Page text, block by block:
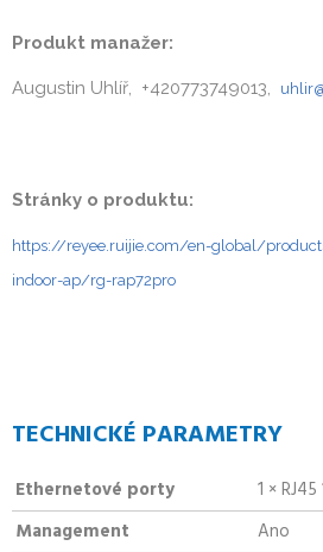
Produkt manažer:
Augustin Uhlíř, +420773749013,
Stránky o produktu:
https://reyee.ruijie.com/en-global/
indoor-ap/rg-rap72pro
TECHNICKÉ PARAMETRY
Ethernetové porty
1 ×
Management
Ano